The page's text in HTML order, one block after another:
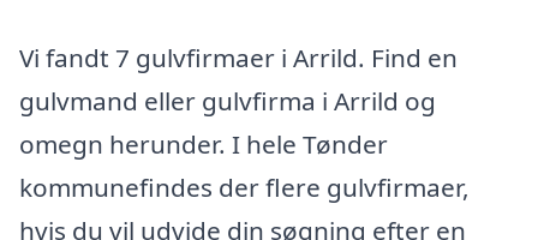
Vi fandt 7 gulvfirmaer i Arrild. Find en
gulvmand eller gulvfirma i Arrild og
omegn herunder. I hele Tønder
kommunefindes der flere gulvfirmaer,
hvis du vil udvide din søgning efter en